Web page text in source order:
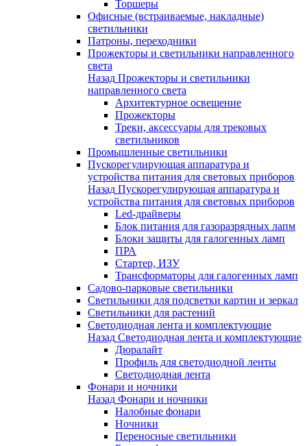
Торшеры
Офисные (встраиваемые, накладные)
светильники
Патроны, переходники
Прожекторы и светильники направленного
света
Назад Прожекторы и светильники
направленного света
Архитектурное освещение
Прожекторы
Треки, аксессуары для трековых
светильников
Промышленные светильники
Пускорегулирующая аппаратура и
устройства питания для световых приборов
Назад Пускорегулирующая аппаратура и
устройства питания для световых приборов
Led-драйверы
Блок питания для газоразрядных лапм
Блоки защиты для галогенных ламп
ПРА
Стартер, ИЗУ
Трансформаторы для галогенных ламп
Садово-парковые светильники
Светильники для подсветки картин и зеркал
Светильники для растений
Светодиодная лента и комплектующие
Назад Светодиодная лента и комплектующие
Дюралайт
Профиль для светодиодной ленты
Светодиодная лента
Фонари и ночники
Назад Фонари и ночники
Налобные фонари
Ночники
Переносные светильники